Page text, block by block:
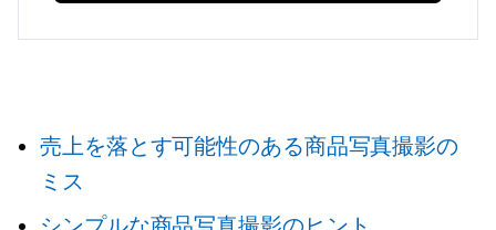
売上を落とす可能性のある商品写真撮影の
ミス